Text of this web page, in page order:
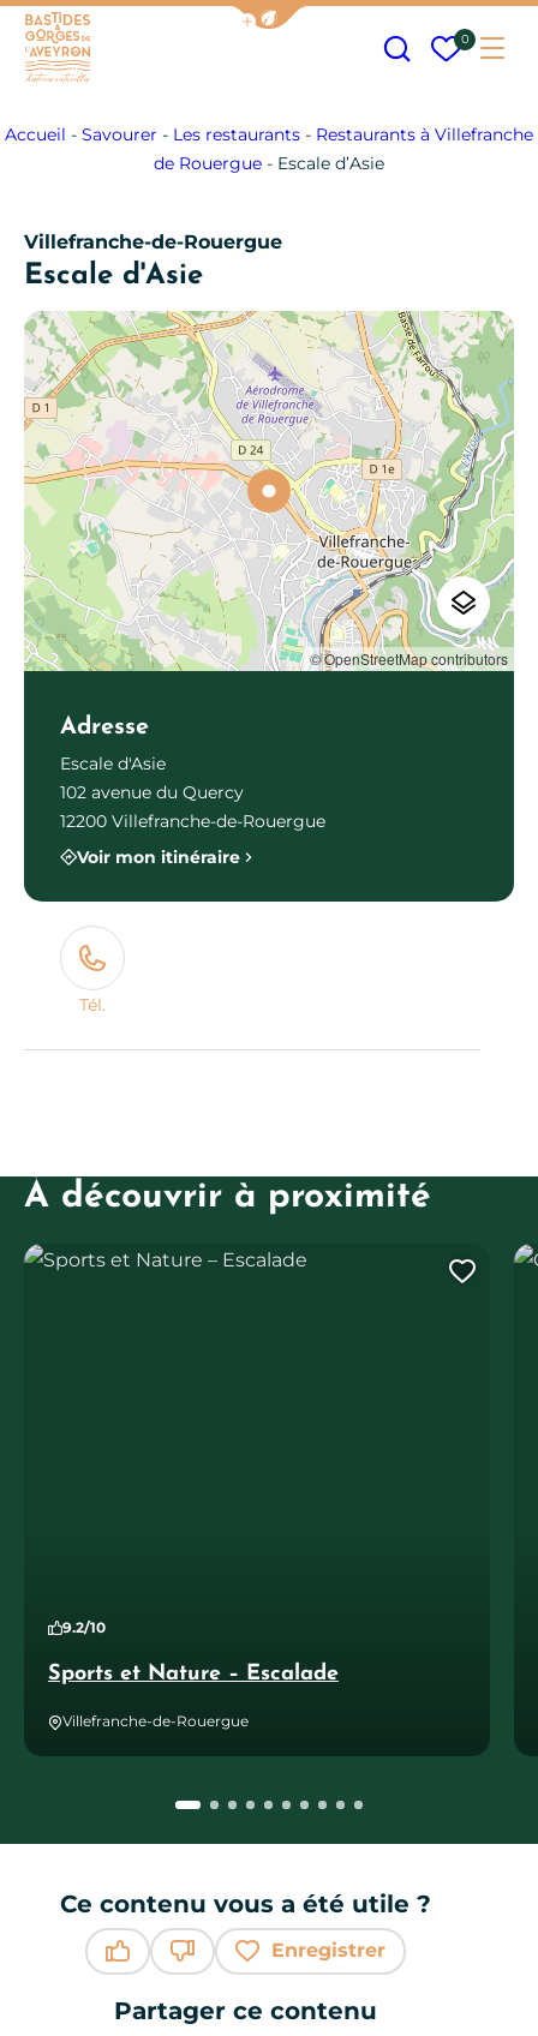
Afficher la barre de navigation
Mes
0
Accueil - Savourer - Les restaurants - Restaurants à Villefranche
de Rouergue - Escale d’Asie
Villefranche-de-Rouergue
Escale d'Asie
© OpenStreetMap contributors
Adresse
Escale d'Asie
102 avenue du Quercy
12200 Villefranche-de-Rouergue
Voir mon itinéraire
Tél.
À découvrir à proximité
Sports et Nature – Escalade
9.2/10
Villefranche-de-Rouergue
Sports et Nature – Escalade
Ce contenu vous a été utile ?
Enregistrer
Partager ce contenu